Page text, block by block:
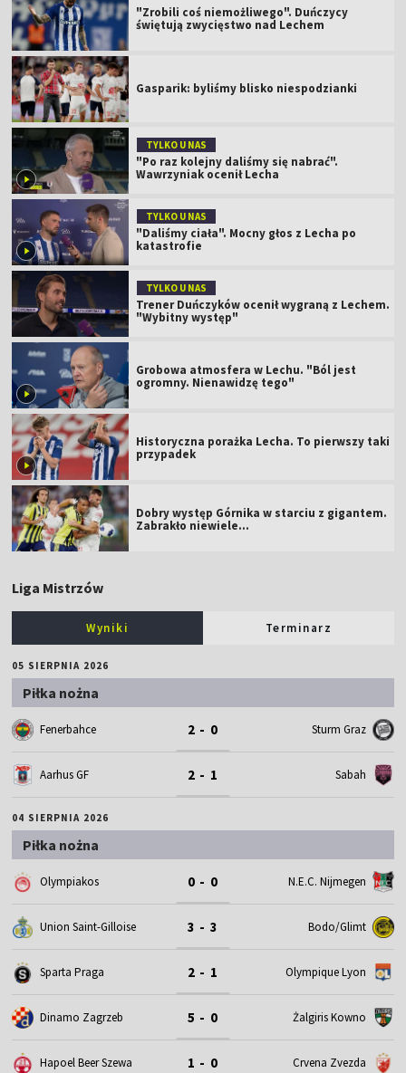
"Zrobili coś niemożliwego". Duńczycy
świętują zwycięstwo nad Lechem
Gasparik: byliśmy blisko niespodzianki
TYLKO U NAS
"Po raz kolejny daliśmy się nabrać".
Wawrzyniak ocenił Lecha
TYLKO U NAS
"Daliśmy ciała". Mocny głos z Lecha po
katastrofie
TYLKO U NAS
Trener Duńczyków ocenił wygraną z Lechem.
"Wybitny występ"
Grobowa atmosfera w Lechu. "Ból jest
ogromny. Nienawidzę tego"
Historyczna porażka Lecha. To pierwszy taki
przypadek
Dobry występ Górnika w starciu z gigantem.
Zabrakło niewiele...
Liga Mistrzów
Wyniki Terminarz
05 SIERPNIA 2026
Piłka nożna
Fenerbahce 2 - 0 Sturm Graz
Aarhus GF 2 - 1 Sabah
04 SIERPNIA 2026
Piłka nożna
Olympiakos 0 - 0 N.E.C. Nijmegen
Union Saint-Gilloise 3 - 3 Bodo/Glimt
Sparta Praga 2 - 1 Olympique Lyon
Dinamo Zagrzeb 5 - 0 Żalgiris Kowno
Hapoel Beer Szewa 1 - 0 Crvena Zvezda